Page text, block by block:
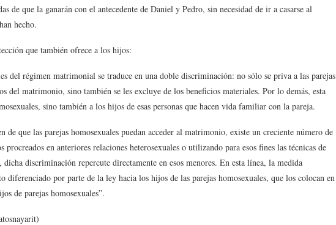
de que la ganarán con el antecedente de Daniel y Pedro, sin necesidad de ir a casarse al
hecho.
que también ofrece a los hijos:
del régimen matrimonial se traduce en una doble discriminación: no sólo se priva a las parejas
del matrimonio, sino también se les excluye de los beneficios materiales. Por lo demás, esta
sino también a los hijos de esas personas que hacen vida familiar con la pareja.
de que las parejas homosexuales puedan acceder al matrimonio, existe un creciente número de
procreados en anteriores relaciones heterosexuales o utilizando para esos fines las técnicas de
discriminación repercute directamente en esos menores. En esta línea, la medida
diferenciado por parte de la ley hacia los hijos de las parejas homosexuales, que los colocan en
de parejas homosexuales”.